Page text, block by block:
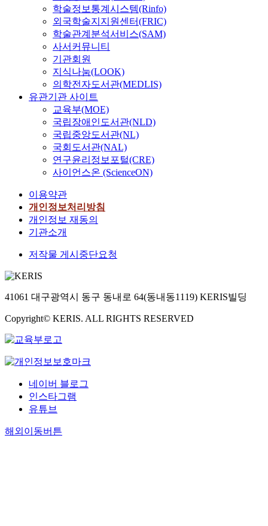
학술정보통계시스템(Rinfo)
외국학술지지원센터(FRIC)
학술관계분석서비스(SAM)
사서커뮤니티
기관회원
지식나눔(LOOK)
의학전자도서관(MEDLIS)
유관기관 사이트
교육부(MOE)
국립장애인도서관(NLD)
국립중앙도서관(NL)
국회도서관(NAL)
연구윤리정보포털(CRE)
사이언스온 (ScienceON)
이용약관
개인정보처리방침
개인정보 재동의
기관소개
저작물 게시중단요청
41061 대구광역시 동구 동내로 64(동내동1119) KERIS빌딩
Copyright© KERIS. ALL RIGHTS RESERVED
네이버 블로그
인스타그램
유튜브
해외이동버튼